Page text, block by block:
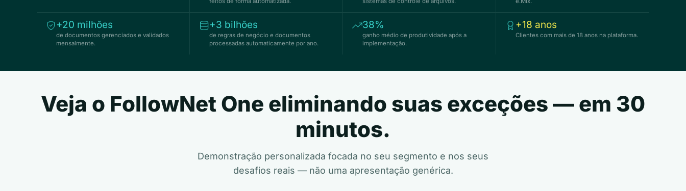
+20 milhões
de documentos gerenciados e validados
mensalmente.
+3 bilhões
de regras de negócio e documentos
processadas automaticamente por ano.
38%
ganho médio de produtividade após a
implementação.
+18 anos
Clientes com mais de 18 anos na plataforma.
Veja o FollowNet One eliminando suas exceções — em 30
minutos.
Demonstração personalizada focada no seu segmento e nos seus
desafios reais — não uma apresentação genérica.